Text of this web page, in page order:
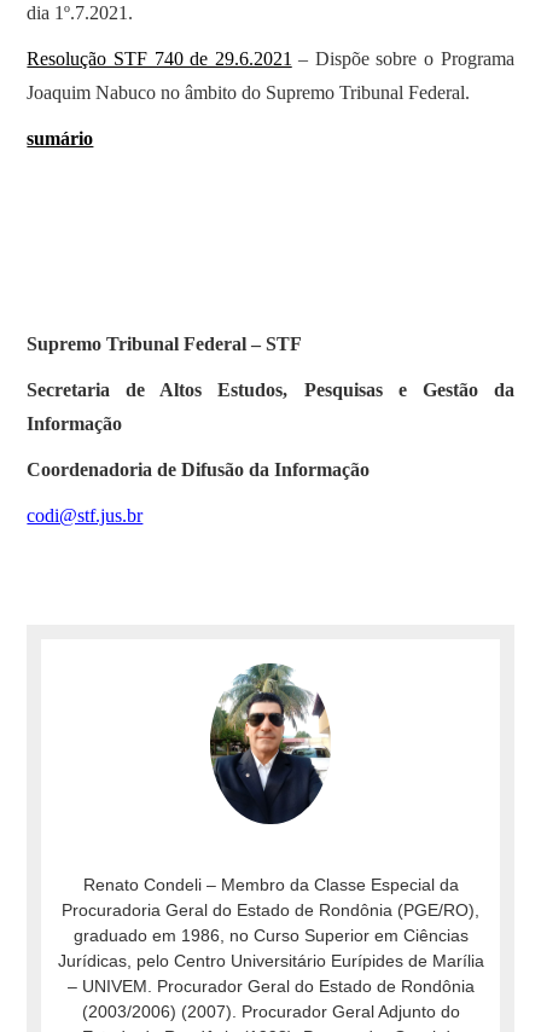
dia 1º.7.2021.
Resolução STF 740 de 29.6.2021 – Dispõe sobre o Programa
Joaquim Nabuco no âmbito do Supremo Tribunal Federal.
sumário
Supremo Tribunal Federal – STF
Secretaria de Altos Estudos, Pesquisas e Gestão da
Informação
Coordenadoria de Difusão da Informação
codi@stf.jus.br
Renato Condeli – Membro da Classe Especial da
Procuradoria Geral do Estado de Rondônia (PGE/RO),
graduado em 1986, no Curso Superior em Ciências
Jurídicas, pelo Centro Universitário Eurípides de Marília
– UNIVEM. Procurador Geral do Estado de Rondônia
(2003/2006) (2007). Procurador Geral Adjunto do